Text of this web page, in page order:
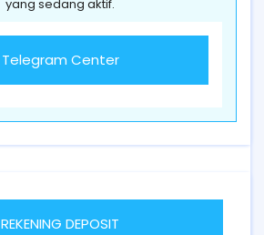
yang sedang aktif.
Telegram Center
REKENING DEPOSIT